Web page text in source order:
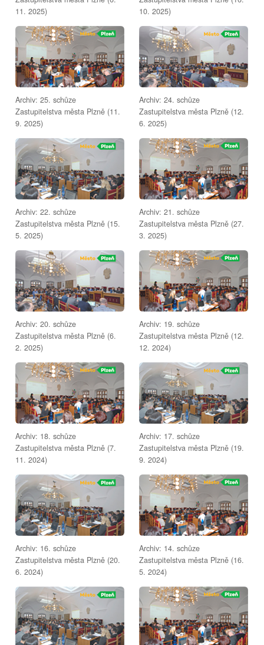
11. 2025)
10. 2025)
Archiv: 25. schůze
Zastupitelstva města Plzně (11.
9. 2025)
Archiv: 24. schůze
Zastupitelstva města Plzně (12.
6. 2025)
Archiv: 22. schůze
Zastupitelstva města Plzně (15.
5. 2025)
Archiv: 21. schůze
Zastupitelstva města Plzně (27.
3. 2025)
Archiv: 20. schůze
Zastupitelstva města Plzně (6.
2. 2025)
Archiv: 19. schůze
Zastupitelstva města Plzně (12.
12. 2024)
Archiv: 18. schůze
Zastupitelstva města Plzně (7.
11. 2024)
Archiv: 17. schůze
Zastupitelstva města Plzně (19.
9. 2024)
Archiv: 16. schůze
Zastupitelstva města Plzně (20.
6. 2024)
Archiv: 14. schůze
Zastupitelstva města Plzně (16.
5. 2024)